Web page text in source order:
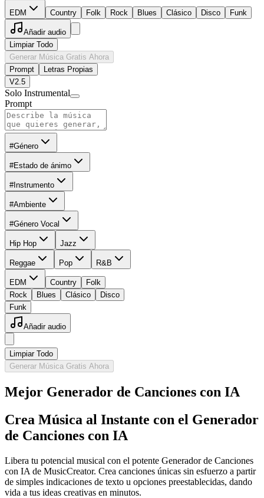
EDM Country Folk Rock Blues Clásico Disco Funk
Añadir audio
Limpiar Todo
Generar Música Gratis Ahora
Prompt
Letras Propias
V2.5
Solo Instrumental
Prompt
#Género
#Estado de ánimo
#Instrumento
#Ambiente
#Género Vocal
Hip Hop Jazz
Reggae Pop R&B
EDM Country
Folk
Rock
Blues Clásico
Disco
Funk
Añadir audio
Limpiar Todo
Generar Música Gratis Ahora
Mejor Generador de Canciones con IA
Crea Música al Instante con el Generador
de Canciones con IA
Libera tu potencial musical con el potente Generador de Canciones
con IA de MusicCreator. Crea canciones únicas sin esfuerzo a partir
de simples indicaciones de texto u opciones preestablecidas, dando
vida a tus ideas creativas en minutos.